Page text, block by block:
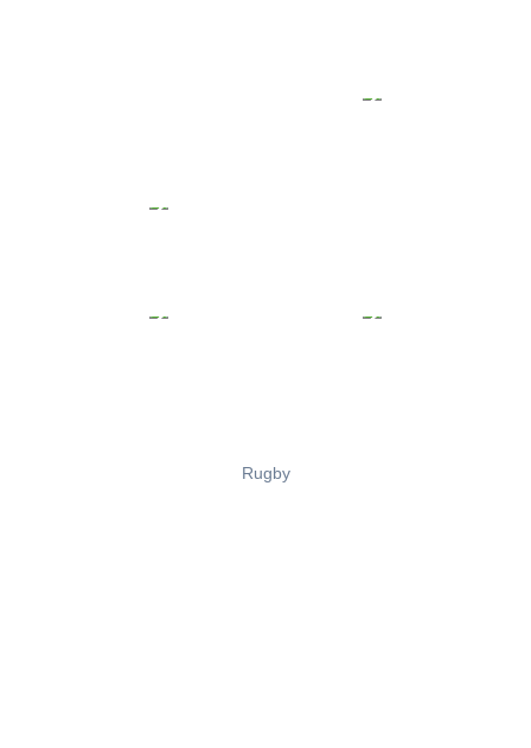
Rugby